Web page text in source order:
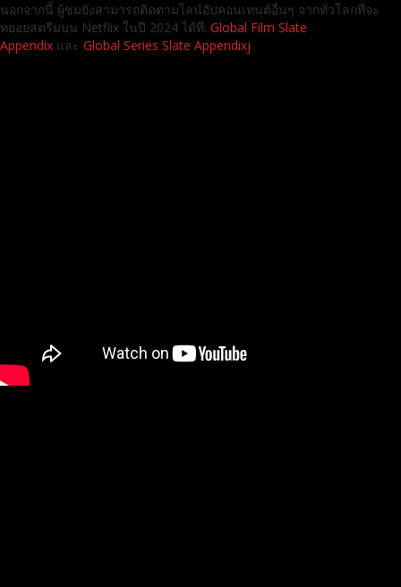
นอกจากนี้ ผู้ชมยังสามารถติดตามไลน์อัปคอนเทนต์อื่นๆ จากทั่วโลกที่จะ
ทยอยสตรีมบน Netflix ในปี 2024 ได้ที่: Global Film Slate
Appendix และ Global Series Slate Appendixj